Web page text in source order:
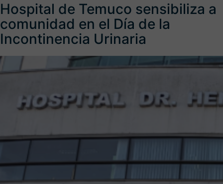
Hospital de Temuco sensibiliza a
comunidad en el Día de la
Incontinencia Urinaria